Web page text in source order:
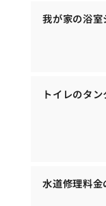
我が家の浴
トイレのタ
水道修理料